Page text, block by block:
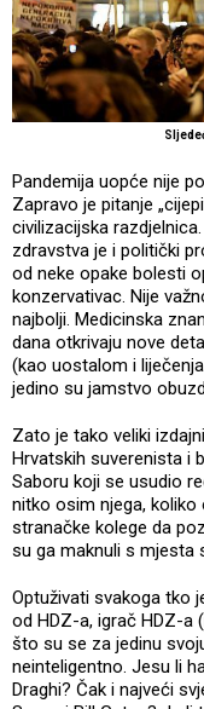
Pandemija uopće nije
Zapravo je pitanje
civilizacijska
zdravstva je i politički
od neke opake bolesti
konzervativac. Nije
najbolji. Medicinska
dana otkrivaju nove
(kao uostalom i
jedino su jamstvo
Zato je tako veliki
Hrvatskih suverenista i
Saboru koji se usudio
nitko osim njega, koliko
stranačke kolege da
su ga maknuli s mjesta
Optuživati svakoga tko
od HDZ-a, igrač HDZ-a
što su se za jedinu
neinteligentno. Jesu li
Draghi? Čak i najveći